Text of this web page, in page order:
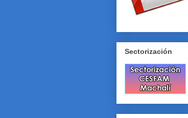
Sectorización